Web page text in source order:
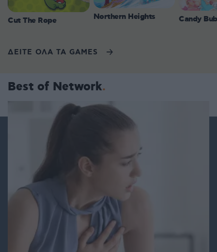
Cut The Rope Northern Heights Candy
ΔΕΙΤΕ ΟΛΑ ΤΑ GAMES
Best of Network